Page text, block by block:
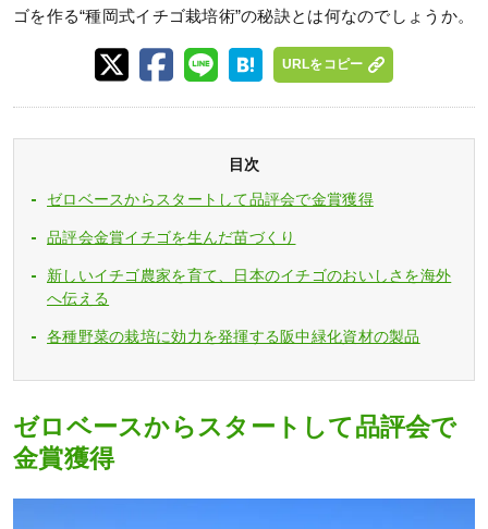
ゴを作る“種岡式イチゴ栽培術”の秘訣とは何なのでしょうか。
URLをコピー
目次
ゼロベースからスタートして品評会で金賞獲得
品評会金賞イチゴを生んだ苗づくり
新しいイチゴ農家を育て、日本のイチゴのおいしさを海外
へ伝える
各種野菜の栽培に効力を発揮する阪中緑化資材の製品
ゼロベースからスタートして品評会で
金賞獲得